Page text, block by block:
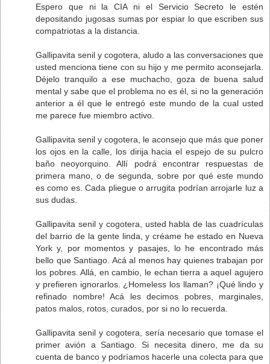
Espero que ni la CIA ni el Servicio Secreto le estén
depositando jugosas sumas por espiar lo que escriben sus
compatriotas a la distancia.
Gallipavita senil y cogotera, aludo a las conversaciones que
usted menciona tiene con su hijo y me permito aconsejarla.
Déjelo tranquilo a ese muchacho, goza de buena salud
mental y sabe que el problema no es él, si no la generación
anterior a él que le entregó este mundo de la cual usted
me parece fue miembro activo.
Gallipavita senil y cogotera, le aconsejo que más que poner
los ojos en la calle, los dirija hacia el espejo de su pulcro
baño neoyorquino. Allí podrá encontrar respuestas de
primera mano, o de segunda, sobre por qué este mundo
es como es. Cada pliegue o arrugita podrían arrojarle luz a
sus dudas.
Gallipavita senil y cogotera, usted habla de las cuadrículas
del barrio de la gente linda, y créame he estado en Nueva
York y, por momentos y pasajes, lo he encontrado más
bello que Santiago. Acá al menos hay quienes trabajan por
los pobres. Allá, en cambio, le echan tierra a aquel agujero
y prefieren ignorarlos. ¿Homeless los llaman? ¡Qué lindo y
refinado nombre! Acá les decimos pobres, marginales,
patos malos, rotos, curados, por si no lo recuerda.
Gallipavita senil y cogotera, sería necesario que tomase el
primer avión a Santiago. Si necesita dinero, me da su
cuenta de banco y podríamos hacerle una colecta para que